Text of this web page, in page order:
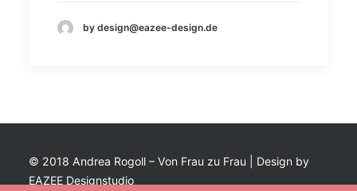
by design@eazee-design.de
© 2018 Andrea Rogoll – Von Frau zu Frau | Design by
EAZEE Designstudio